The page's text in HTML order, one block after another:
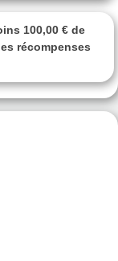
100,00 € de
récompenses